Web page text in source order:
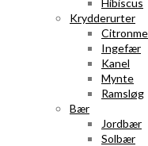
Hibiscus
Krydderurter
Ingefær
Kanel
Mynte
Ramsløg
Bær
Jordbær
Solbær